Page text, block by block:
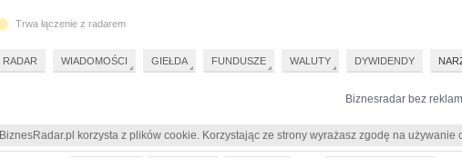
Biznesradar bez
BiznesRadar.pl korzysta z plików cookie. Korzystając ze strony wyrażasz zgodę na
Trwa łączenie z radarem
RADAR WIADOMOŚCI GIEŁDA FUNDUSZE WALUTY DYWIDENDY